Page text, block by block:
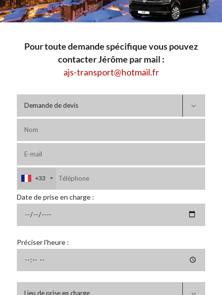
Pour toute demande spécifique vous pouvez
contacter Jérôme par mail :
ajs-transport@hotmail.fr

+33
Date de prise en charge :
Préciser l'heure :
